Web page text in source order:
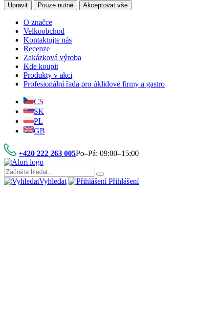
Upravit Pouze nutné Akceptovat vše
O značce
Velkoobchod
Kontaktujte nás
Recenze
Zakázková výroba
Kde koupit
Produkty v akci
Profesionální řada pro úklidové firmy a gastro
CS
SK
PL
GB
+420 222 263 005Po–Pá: 09:00–15:00
Vyhledat Přihlášení